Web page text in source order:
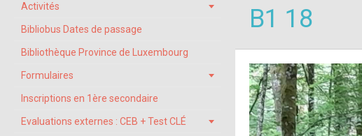
B1 18
Activités
Bibliobus Dates de passage
Bibliothèque Province de Luxembourg
Formulaires
Inscriptions en 1ère secondaire
Evaluations externes : CEB + Test CLÉ